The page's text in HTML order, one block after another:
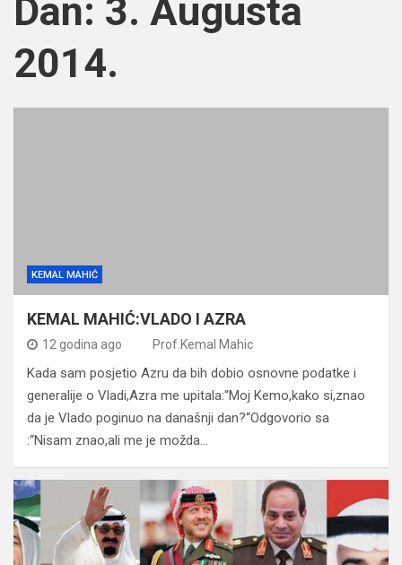
Dan: 3. Augusta
2014.
KEMAL MAHIĆ
KEMAL MAHIĆ:VLADO I AZRA
12 godina ago Prof.Kemal Mahic
Kada sam posjetio Azru da bih dobio osnovne podatke i
generalije o Vladi,Azra me upitala:“Moj Kemo,kako si,znao
da je Vlado poginuo na današnji dan?“Odgovorio sa
:“Nisam znao,ali me je možda…